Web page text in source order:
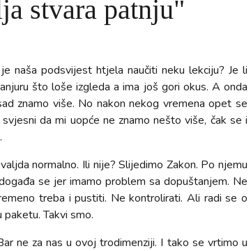
stvara patnju"
naša podsvijest htjela naučiti neku lekciju? Je li
što loše izgleda a ima još gori okus. A onda
znamo više. No nakon nekog vremena opet se
da mi uopće ne znamo nešto više, čak se i
normalno. Ili nije? Slijedimo Zakon. Po njemu
se jer imamo problem sa dopuštanjem. Ne
treba i pustiti. Ne kontrolirati. Ali radi se o
Takvi smo.
ne za nas u ovoj trodimenziji. I tako se vrtimo u